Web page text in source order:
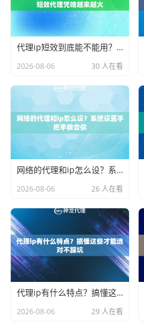
代理ip短效到底能不能用？2026年短效代理凭啥越来越火
2026-08-06 30 人在看
网络的代理和ip怎么设？系统设置手把手教会你
2026-08-06 26 人在看
代理ip有什么特点？搞懂这些才能选对不踩坑
2026-08-06 29 人在看